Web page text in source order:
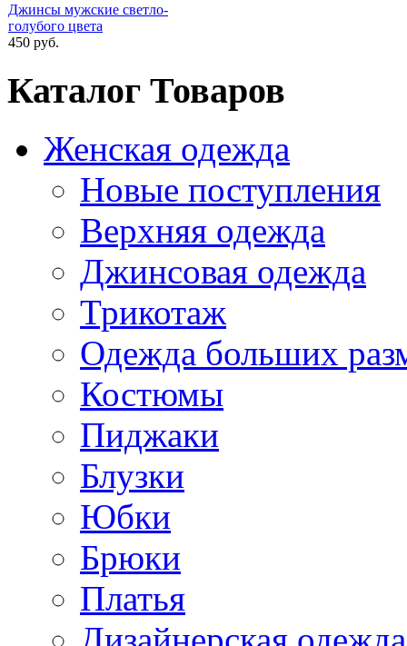
Джинсы мужские светло-
голубого цвета
450 руб.
Каталог Товаров
Женская одежда
Новые поступления
Верхняя одежда
Джинсовая одежда
Трикотаж
Одежда больших
Костюмы
Пиджаки
Блузки
Юбки
Брюки
Платья